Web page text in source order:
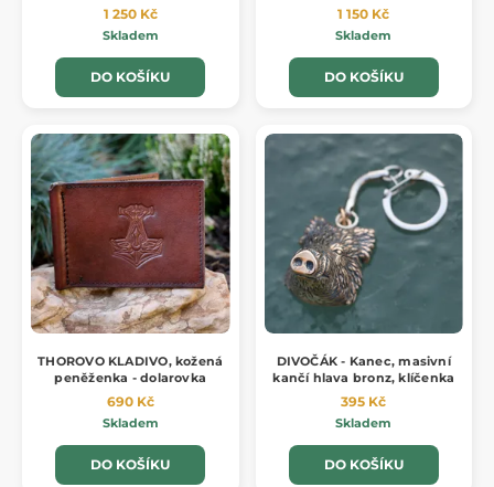
1 250 Kč
Skladem
DO KOŠÍKU
1 150 Kč
Skladem
DO KOŠÍKU
THOROVO KLADIVO, kožená
peněženka - dolarovka
690 Kč
Skladem
DO KOŠÍKU
DIVOČÁK - Kanec, masivní
kančí hlava bronz, klíčenka
395 Kč
Skladem
DO KOŠÍKU